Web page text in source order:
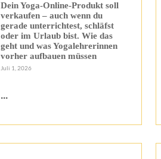
Dein Yoga-Online-Produkt soll
verkaufen – auch wenn du
gerade unterrichtest, schläfst
oder im Urlaub bist. Wie das
geht und was Yogalehrerinnen
vorher aufbauen müssen
Juli 1, 2026
...